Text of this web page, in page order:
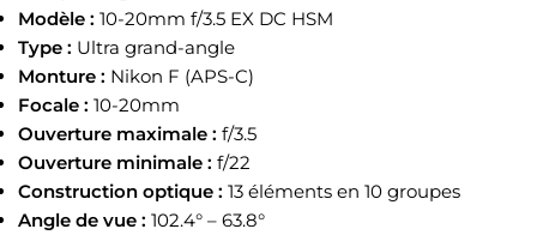
Modèle : 10-20mm f/3.5 EX DC HSM
Type : Ultra grand-angle
Monture : Nikon F (APS-C)
Focale : 10-20mm
Ouverture maximale : f/3.5
Ouverture minimale : f/22
Construction optique : 13 éléments en 10 groupes
Angle de vue : 102.4° – 63.8°